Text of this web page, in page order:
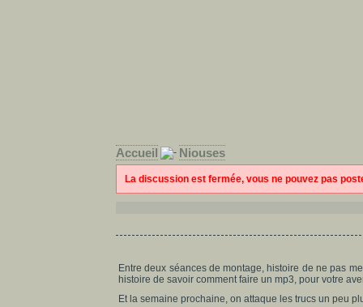
Accueil Niouses
La discussion est fermée, vous ne pouvez pas
Entre deux séances de montage, histoire de ne pas
histoire de savoir comment faire un mp3, pour votre
Et la semaine prochaine, on attaque les trucs un peu